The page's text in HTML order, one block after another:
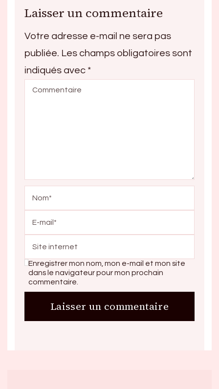
Laisser un commentaire
Votre adresse e-mail ne sera pas
publiée. Les champs obligatoires sont
indiqués avec *
Enregistrer mon nom, mon e-mail et mon site
dans le navigateur pour mon prochain
commentaire.